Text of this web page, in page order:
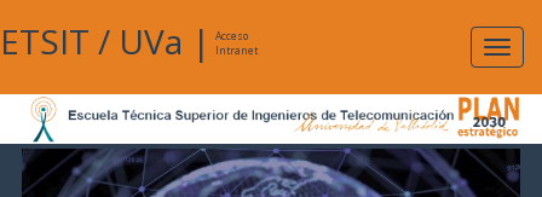
ETSIT / UVa |
Acceso
Intranet